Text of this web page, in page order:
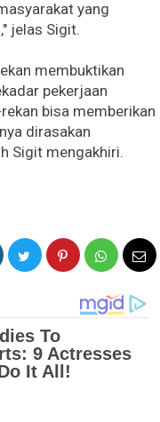
yang
jelas Sigit.
membuktikan
pekerjaan
bisa memberikan
dirasakan
Sigit mengakhiri.